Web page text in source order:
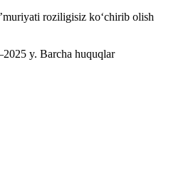
roziligisiz koʻchirib olish
y. Barcha huquqlar